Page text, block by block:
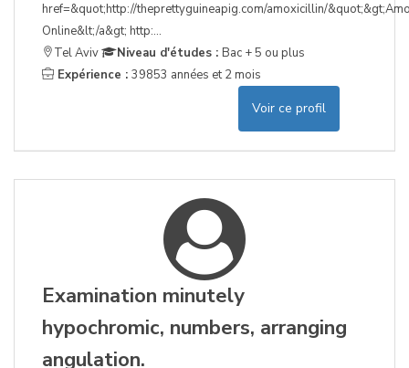
href=&quot;http://theprettyguineapig.com/amoxicillin/
Online&lt;/a&gt; http:...
Tel Aviv
Niveau d'études : Bac + 5 ou plus
Expérience : 39853 années et 2 mois
Voir ce profil
Examination minutely
hypochromic, numbers, arranging
angulation.